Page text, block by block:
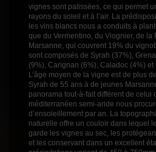
vignes sont palissées, ce qui permet
rayons du soleil et à l’air. La
les vins blancs nous a conduits à
que du Vermentino, du Viognier, de la
Marsanne, qui couvrent 19% du
sont composés de Syrah (37%),
(9%), Carignan (6%), Caladoc (4%)
L’âge moyen de la vigne est de plus
Syrah de 55 ans à de jeunes
panorama tout-à-fait différent de celui
méditerranéen semi-aride nous
d’ensoleillement par an. La
naturelle offre un couloir dans lequel
garde les vignes au sec, les
et les conservant dans un excellent